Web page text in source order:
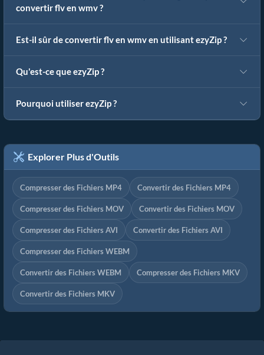
convertir flv en wmv ?
Est-il sûr de convertir flv en wmv en utilisant ezyZip ?
Qu'est-ce que ezyZip ?
Pourquoi utiliser ezyZip ?
Explorer Plus d'Outils
Compresser des Fichiers MP4 Convertir des Fichiers MP4
Compresser des Fichiers MOV Convertir des Fichiers MOV
Compresser des Fichiers AVI Convertir des Fichiers AVI
Compresser des Fichiers WEBM
Convertir des Fichiers WEBM Compresser des Fichiers MKV
Convertir des Fichiers MKV